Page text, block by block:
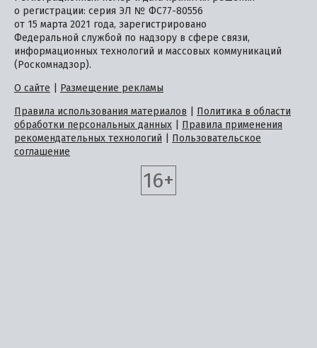
о регистрации: серия ЭЛ № ФС77-80556
от 15 марта 2021 года, зарегистрировано
Федеральной службой по надзору в сфере связи,
информационных технологий и массовых коммуникаций
(Роскомнадзор).
О сайте
Размещение рекламы
Правила использования материалов
Политика в области
обработки персональных данных
Правила применения
рекомендательных технологий
Пользовательское
соглашение
16+